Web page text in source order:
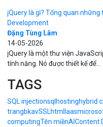
jQuery là gì? Tổng quan những
Development
Đặng Tùng Lâm
14-05-2026
jQuery là một thư viện
tính năng. Nó được thiết kế để...
TAGS
SQL injectionsql hostinghybrid
trangbkavSSLhtml Iaas
computingTên miềnAI Content